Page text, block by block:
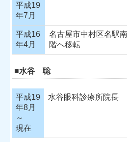
平成19
年7月
平成16
年4月
名古屋市中村区名駅
階へ移転
■水谷 聡
平成19
年8月
～
現在
水谷眼科診療所院長